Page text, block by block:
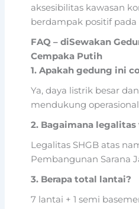
aksesibilitas kawasan
berdampak positif
FAQ – diSewakan
Cempaka Putih
1. Apakah gedung ini
Ya, daya listrik besar
mendukung
2. Bagaimana legalitas
Legalitas SHGB atas
Pembangunan Sarana
3. Berapa total lantai?
7 lantai + 1 semi